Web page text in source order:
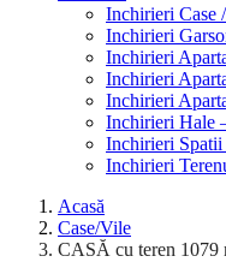
Inchirieri Case
Inchirieri
Inchirieri
Inchirieri
Inchirieri
Inchirieri Hale
Inchirieri
Inchirieri
Acasă
Case/Vile
CASĂ cu teren